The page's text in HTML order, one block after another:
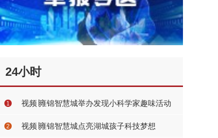
24小时
1 视频∣雍锦智慧城举办发现小科学家趣味活动
2 视频∣雍锦智慧城点亮湖城孩子科技梦想